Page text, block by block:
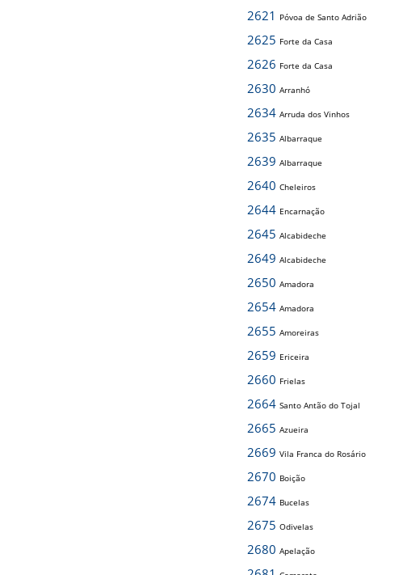
2621 Póvoa de Santo Adrião
2625 Forte da Casa
2626 Forte da Casa
2630 Arranhó
2634 Arruda dos Vinhos
2635 Albarraque
2639 Albarraque
2640 Cheleiros
2644 Encarnação
2645 Alcabideche
2649 Alcabideche
2650 Amadora
2654 Amadora
2655 Amoreiras
2659 Ericeira
2660 Frielas
2664 Santo Antão do Tojal
2665 Azueira
2669 Vila Franca do Rosário
2670 Boição
2674 Bucelas
2675 Odivelas
2680 Apelação